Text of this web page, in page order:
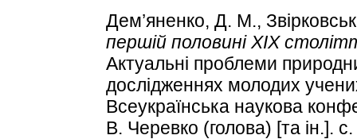
Дем’яненко, Д. М.,
першій половині XIX
Актуальні проблеми
дослідженнях молодих
Всеукраїнська наукова
В. Черевко (голова) [та ін.].